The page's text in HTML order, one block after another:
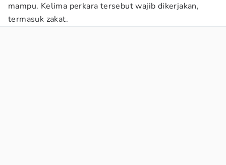
mampu. Kelima perkara tersebut wajib dikerjakan,
termasuk zakat.